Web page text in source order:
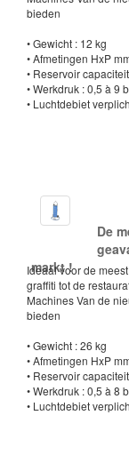
bieden
• Gewicht : 12 kg
• Afmetingen HxP
• Reservoir
• Werkdruk : 0,5 à 9
• Luchtdebiet
De
markt !
Ideaal voor de
graffiti tot de
Machines Van de
bieden
• Gewicht : 26 kg
• Afmetingen HxP
• Reservoir
• Werkdruk : 0,5 à 8
• Luchtdebiet